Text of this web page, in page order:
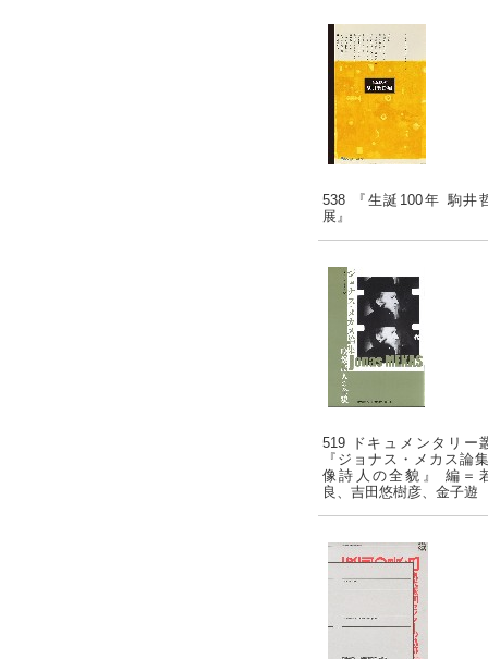
538 『生誕100年 駒井
展』
519 ドキュメンタリー
『ジョナス・メカス論
像詩人の全貌』 編＝
良、吉田悠樹彦、金子遊